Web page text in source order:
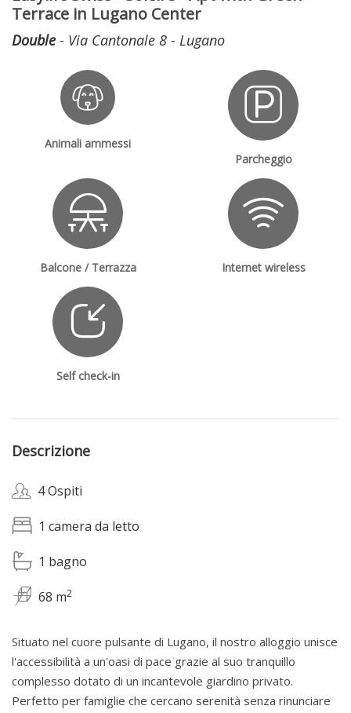
Terrace in Lugano Center
Double- Via Cantonale 8 - Lugano
Animali ammessi
Parcheggio
Balcone / Terrazza Internet wireless
Self check-in
Descrizione
4 Ospiti
1 camera da letto
1 bagno
68 m2
Situato nel cuore pulsante di Lugano, il nostro alloggio unisce
l'accessibilità a un'oasi di pace grazie al suo tranquillo
complesso dotato di un incantevole giardino privato.
Perfetto per famiglie che cercano serenità senza rinunciare